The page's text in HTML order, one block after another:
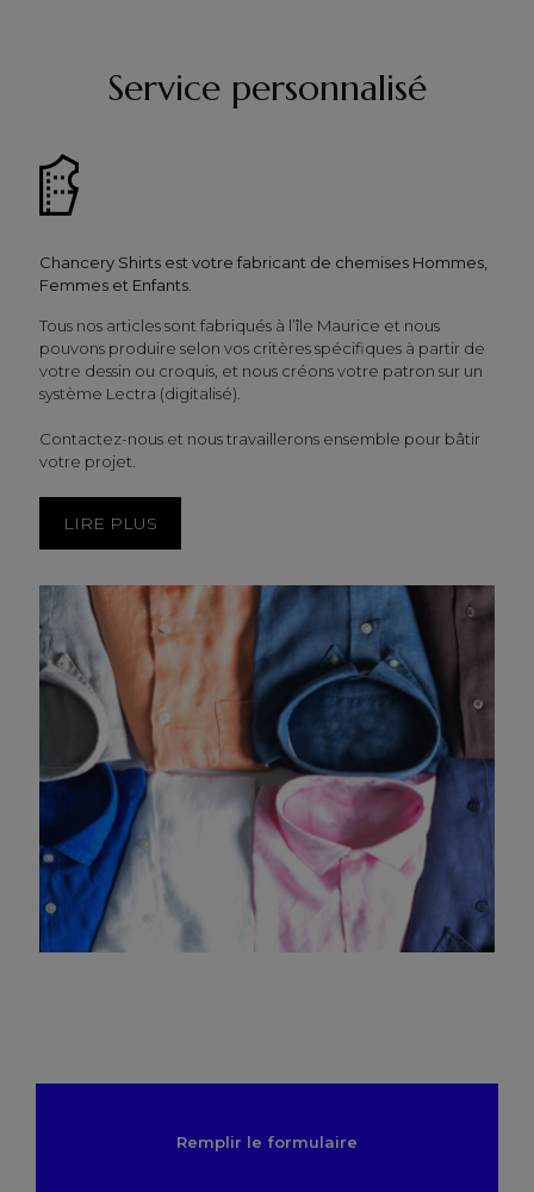
Service personnalisé
Chancery Shirts est votre fabricant de chemises Hommes,
Femmes et Enfants.
Tous nos articles sont fabriqués à l’île Maurice et nous
pouvons produire selon vos critères spécifiques à partir de
votre dessin ou croquis, et nous créons votre patron sur un
système Lectra (digitalisé).
Contactez-nous et nous travaillerons ensemble pour bâtir
votre projet.
LIRE PLUS
Remplir le formulaire